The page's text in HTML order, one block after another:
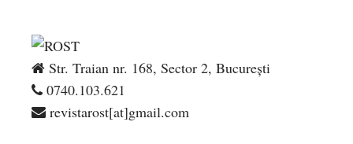
Str. Traian nr. 168, Sector 2, București
0740.103.621
revistarost[at]gmail.com